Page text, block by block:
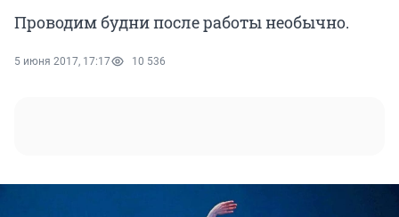
Проводим будни после работы необычно.
5 июня 2017, 17:17 10 536